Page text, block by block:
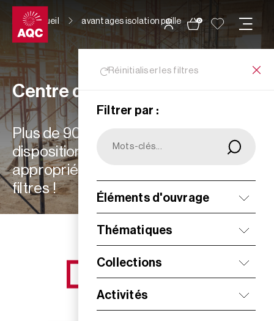
Panneau de gestion des cookies
0
Accueil avantages isolation paille
Réinitialiser les filtres
Filtrer par :
Éléments d'ouvrage
Thématiques
Collections
Activités
Centre de ressources
Plus de 900 ressources à votre
disposition : choisissez les plus
appropriées à vos besoins grâce aux
filtres !
NOS NOUVEAUTÉS